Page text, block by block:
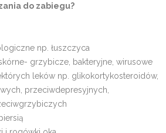
do zabiegu?
np. łuszczyca
grzybicze, bakteryjne, wirusowe
leków np. glikokortykosteroidów,
przeciwdepresyjnych,